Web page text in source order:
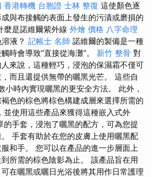
香港轉機 台胞證 士林 整復 這使顏色逐
與布接觸的表面上發生的污漬或磨損的
麼是諾維爾紫外線 外燴 價格 八字命理
液？ 記帳士 名師 諾維爾的製備是一種
時會導致“直接從海灘”。 新竹 整骨 對
來說，這種輕巧，浸泡的保濕霜不僅可
而且還提供無帶的曬黑光芒。 這些自
小時內實現曬黑的更安全方法。 此外，
色的棕色將棕色構建成層來選擇所需的
並使用這些產品來獲得這種嵌入式外
的手套，浸泡了曬黑的配方，可為您提
手套有助於在您的皮膚上使用曬黑配
和手。 您可以在產品的進一步層面上
所需的棕色陰影為止。 該產品旨在用
在曬黑或曬日光浴後將其用作日常護理